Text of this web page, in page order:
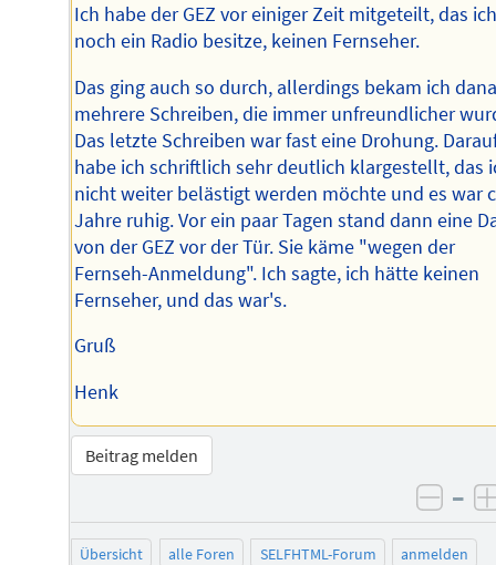
Ich habe der GEZ vor einiger Zeit mitgeteilt, das
noch ein Radio besitze, keinen Fernseher.
Das ging auch so durch, allerdings bekam ich
mehrere Schreiben, die immer unfreundlicher
Das letzte Schreiben war fast eine Drohung.
habe ich schriftlich sehr deutlich klargestellt, das
nicht weiter belästigt werden möchte und es war
Jahre ruhig. Vor ein paar Tagen stand dann eine
von der GEZ vor der Tür. Sie käme "wegen der
Fernseh-Anmeldung". Ich sagte, ich hätte keinen
Fernseher, und das war's.
Gruß
Henk
Beitrag melden
–
Übersicht alle Foren SELFHTML-Forum
anmelden